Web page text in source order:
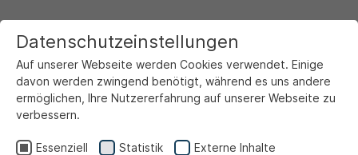
Datenschutzeinstellungen
Auf unserer Webseite werden Cookies verwendet. Einige
davon werden zwingend benötigt, während es uns andere
ermöglichen, Ihre Nutzererfahrung auf unserer Webseite zu
verbessern.
Essenziell Statistik Externe Inhalte